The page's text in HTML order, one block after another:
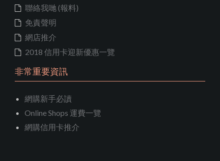
聯絡我哋 (報料)
免責聲明
網店推介
2018 信用卡迎新優惠一覽
非常重要資訊
網購新手必讀
Online Shops 運費一覽
網購信用卡推介